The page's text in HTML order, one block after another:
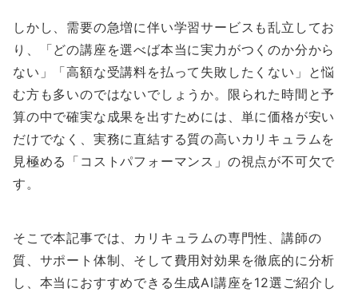
しかし、需要の急増に伴い学習サービスも乱立してお
り、「どの講座を選べば本当に実力がつくのか分から
ない」「高額な受講料を払って失敗したくない」と悩
む方も多いのではないでしょうか。限られた時間と予
算の中で確実な成果を出すためには、単に価格が安い
だけでなく、実務に直結する質の高いカリキュラムを
見極める「コストパフォーマンス」の視点が不可欠で
す。
そこで本記事では、カリキュラムの専門性、講師の
質、サポート体制、そして費用対効果を徹底的に分析
し、本当におすすめできる生成AI講座を12選ご紹介し